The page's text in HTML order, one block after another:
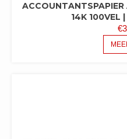
14K 100VEL
€